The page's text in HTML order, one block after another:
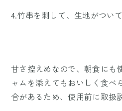
4.竹串を刺して、生地がつい
甘さ控えめなので、朝食にも
ャムを添えてもおいしく食べ
合があるため、使用前に取扱